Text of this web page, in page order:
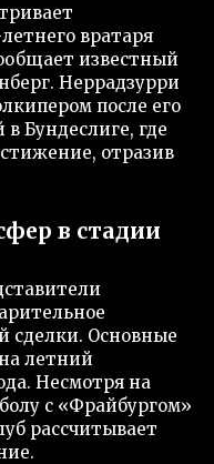
вратаря
известный
Неррадзурри
после его
Бундеслиге, где
отразив
в стадии
сделки. Основные
летний
Несмотря на
с «Фрайбургом»
рассчитывает